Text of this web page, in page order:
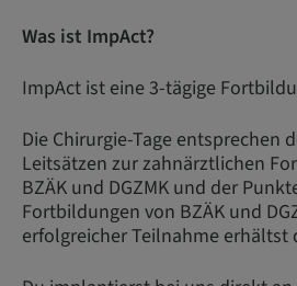
Was ist ImpAct?
ImpAct ist eine 3-tägige
Die Chirurgie-Tage entsprechen
Leitsätzen zur zahnärztlichen
BZÄK und DGZMK und der
Fortbildungen von BZÄK und
erfolgreicher Teilnahme erhältst